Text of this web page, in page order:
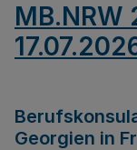
MB.NRW
Georgien in